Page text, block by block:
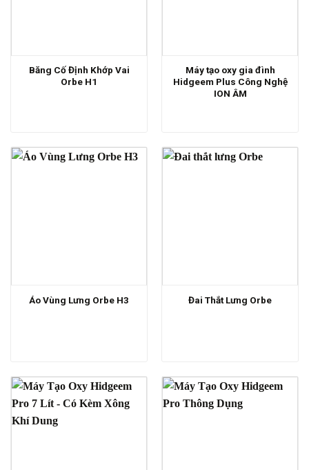
Băng Cố Định Khớp Vai
Orbe H1
Máy tạo oxy gia đình
Hidgeem Plus Công Nghệ
ION ÂM
Áo Vùng Lưng Orbe H3 Đai Thắt Lưng Orbe